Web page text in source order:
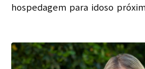
hospedagem para idoso